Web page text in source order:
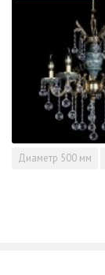
Диаметр 500 мм